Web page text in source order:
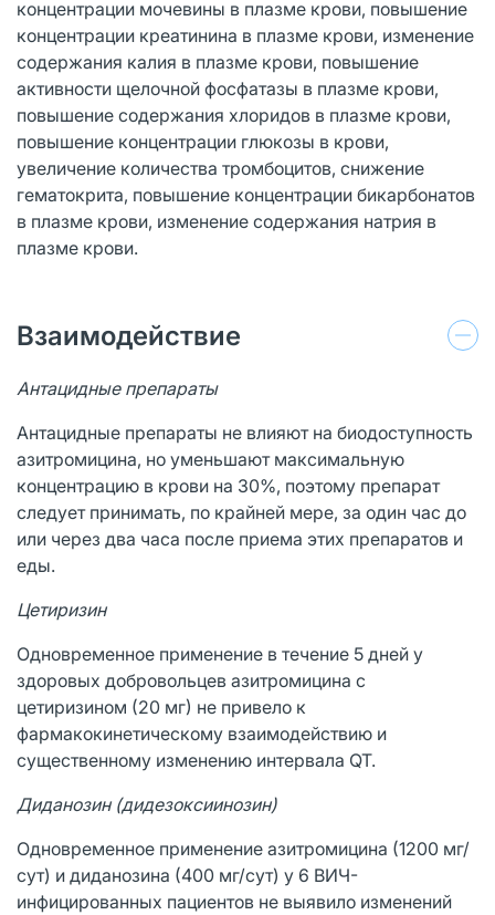
концентрации мочевины в плазме крови, повышение
концентрации креатинина в плазме крови, изменение
содержания калия в плазме крови, повышение
активности щелочной фосфатазы в плазме крови,
повышение содержания хлоридов в плазме крови,
повышение концентрации глюкозы в крови,
увеличение количества тромбоцитов, снижение
гематокрита, повышение концентрации бикарбонатов
в плазме крови, изменение содержания натрия в
плазме крови.
Взаимодействие
Антацидные препараты
Антацидные препараты не влияют на биодоступность
азитромицина, но уменьшают максимальную
концентрацию в крови на 30%, поэтому препарат
следует принимать, по крайней мере, за один час до
или через два часа после приема этих препаратов и
еды.
Цетиризин
Одновременное применение в течение 5 дней у
здоровых добровольцев азитромицина с
цетиризином (20 мг) не привело к
фармакокинетическому взаимодействию и
существенному изменению интервала QT.
Диданозин (дидезоксиинозин)
Одновременное применение азитромицина (1200 мг/
сут) и диданозина (400 мг/сут) у 6 ВИЧ-
инфицированных пациентов не выявило изменений